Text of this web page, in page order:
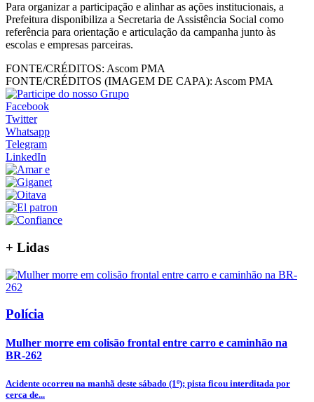
Para organizar a participação e alinhar as ações institucionais, a
Prefeitura disponibiliza a Secretaria de Assistência Social como
referência para orientação e articulação da campanha junto às
escolas e empresas parceiras.
FONTE/CRÉDITOS: Ascom PMA
FONTE/CRÉDITOS (IMAGEM DE CAPA): Ascom PMA
Facebook
Twitter
Whatsapp
Telegram
LinkedIn
+ Lidas
Polícia
Mulher morre em colisão frontal entre carro e caminhão na
BR-262
Acidente ocorreu na manhã deste sábado (1º); pista ficou interditada por
cerca de...